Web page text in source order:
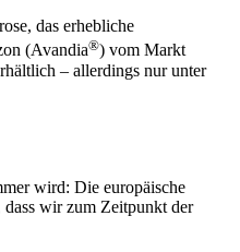
das erhebliche
(Avandia®) vom Markt
– allerdings nur unter
wird: Die europäische
dass wir zum Zeitpunkt der